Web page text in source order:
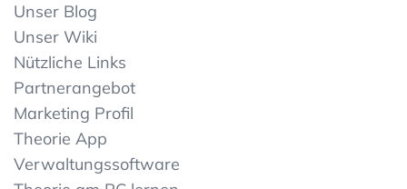
Unser Blog
Unser Wiki
Nützliche Links
Partnerangebot
Marketing Profil
Theorie App
Verwaltungssoftware